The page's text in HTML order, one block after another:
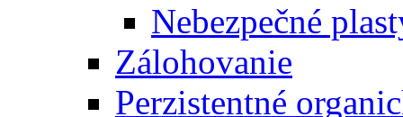
Nebezpečné
Zálohovanie
Perzistentné